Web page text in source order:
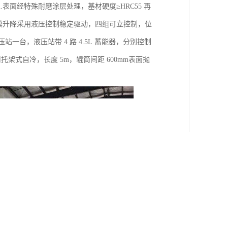
面经特殊耐磨涂层处理，基材硬度≥HRC55 再
降采用液压控制稳定驱动，四组可立控制，位
一台，液压站带 4 路 4.5L 蓄能器，分别控制
架式自冷，长度 5m，辊筒间距 600mm表面抛